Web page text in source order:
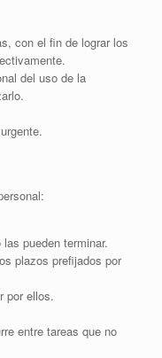
con el fin de lograr los
del uso de la
pueden terminar.
plazos prefijados por
por ellos.
entre tareas que no